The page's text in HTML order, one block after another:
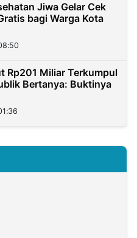
Jiwa Gelar Cek
bagi Warga Kota
Rp201 Miliar Terkumpul
Bertanya: Buktinya